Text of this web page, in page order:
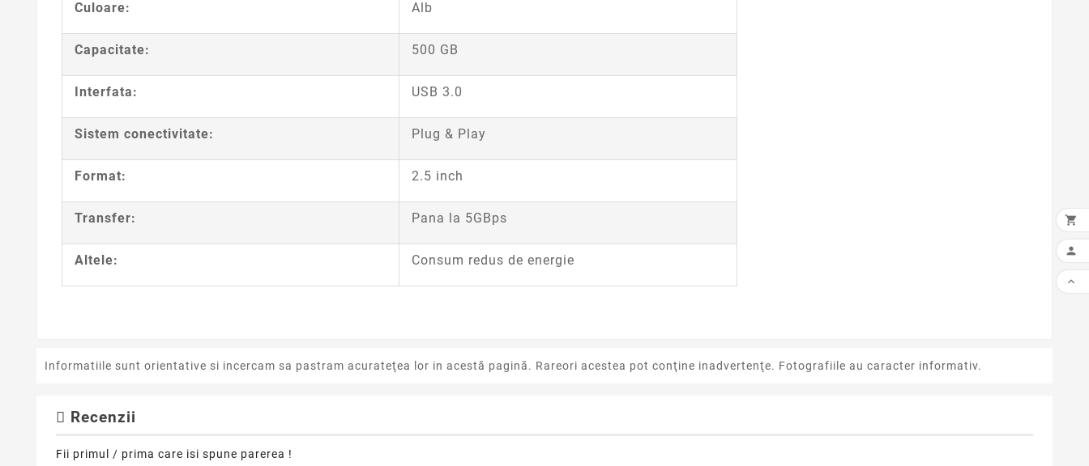
Culoare: Alb
Capacitate: 500 GB
Interfata: USB 3.0
Sistem conectivitate: Plug & Play
Format: 2.5 inch
Transfer: Pana la 5GBps
Altele: Consum redus de energie
Informatiile sunt orientative si incercam sa pastram acurateţea lor in acestă pagină. Rareori acestea pot conţine inadvertenţe. Fotografiile au caracter informativ.
Recenzii
Fii primul / prima care isi spune parerea !


